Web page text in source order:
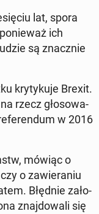
lat, spora
ich
są znacz­nie
kry­ty­ku­je Brexit.
rzecz gło­so­wa­
w 2016
mówiąc o
o za­wie­ra­niu
Błędnie za­ło­
znaj­do­wa­li się